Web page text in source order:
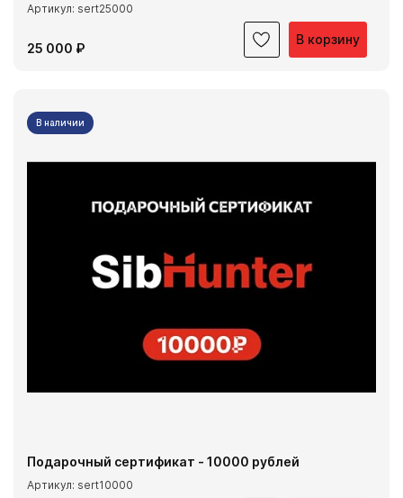
В корзину
Артикул: sert25000
25 000 ₽
В наличии
Подарочный сертификат - 10000 рублей
Артикул: sert10000